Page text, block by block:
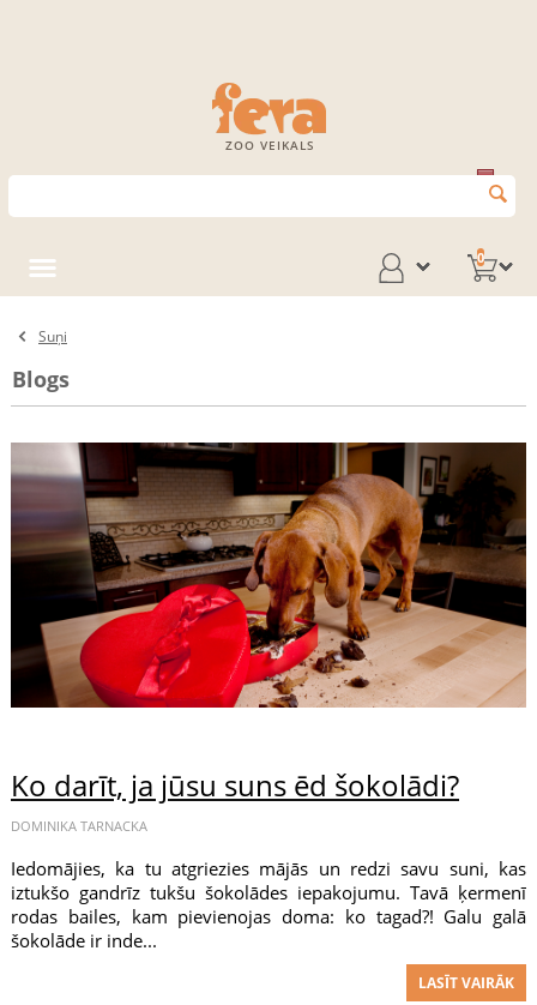
ZOO VEIKALS
0
Suņi
Blogs
Ko darīt, ja jūsu suns ēd šokolādi?
DOMINIKA TARNACKA
Iedomājies, ka tu atgriezies mājās un redzi savu suni, kas
iztukšo gandrīz tukšu šokolādes iepakojumu. Tavā ķermenī
rodas bailes, kam pievienojas doma: ko tagad?! Galu galā
šokolāde ir inde...
LASĪT VAIRĀK